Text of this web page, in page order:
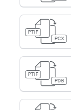
PTIF
PCX
PTIF
PDB